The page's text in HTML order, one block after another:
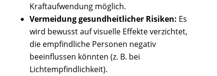
Kraftaufwendung möglich.
Vermeidung gesundheitlicher Risiken: Es
wird bewusst auf visuelle Effekte verzichtet,
die empfindliche Personen negativ
beeinflussen könnten (z. B. bei
Lichtempfindlichkeit).